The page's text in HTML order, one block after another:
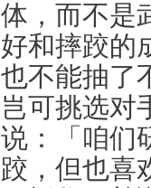
体，而不是
好和摔跤的
也不能抽了
岂可挑选对
说：「咱们
跤，但也喜